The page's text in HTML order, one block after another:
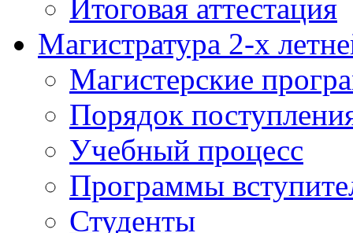
Итоговая аттестация
Магистратура 2-х
Магистерские
Порядок
Учебный процесс
Программы
Студенты